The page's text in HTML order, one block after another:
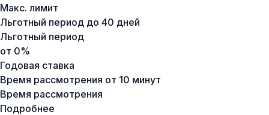
Макс. лимит
Льготный период до 40 дней
Льготный период
от 0%
Годовая ставка
Время рассмотрения от 10 минут
Время рассмотрения
Подробнее